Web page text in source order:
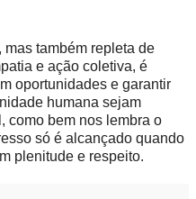
também repleta de
e ação coletiva, é
oportunidades e garantir
humana sejam
como bem nos lembra o
só é alcançado quando
plenitude e respeito.